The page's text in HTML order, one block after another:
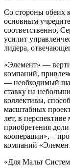
Со стороны обеих
основным
соответственно,
усилит
лидера,
«Элемент» —
компаний,
— необходимый
ставку на
коллективы,
масштабных
лет, в
приобретения
кооперации», –
компаний
«Для Мальт